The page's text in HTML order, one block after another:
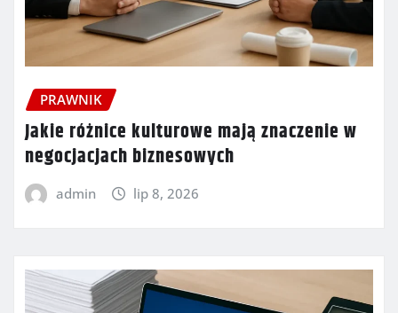
PRAWNIK
Jakie różnice kulturowe mają znaczenie w
negocjacjach biznesowych
admin lip 8, 2026